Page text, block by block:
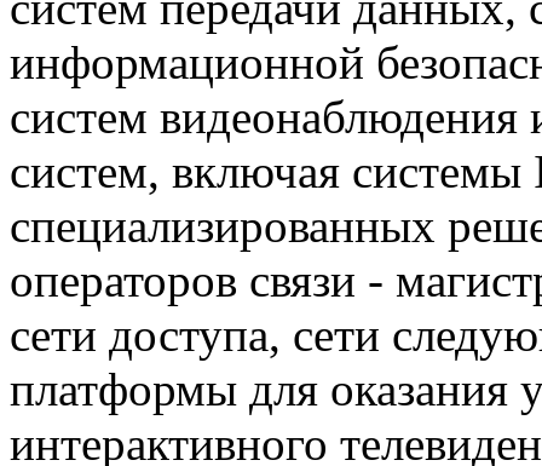
информационной
систем
систем, включая
специализированных
операторов связи -
сети доступа, сети
платформы для оказания
интерактивного